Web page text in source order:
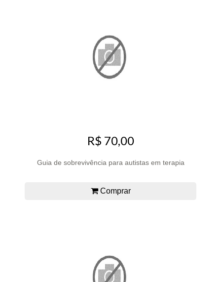
R$ 70,00
Guia de sobrevivência para autistas em terapia
Comprar